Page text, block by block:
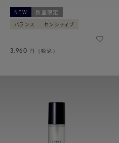
NEW
数量限定
バランス
センシティブ
3,960 円（税込）